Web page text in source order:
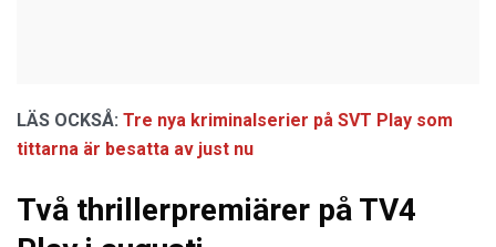
LÄS OCKSÅ: Tre nya kriminalserier på SVT Play som
tittarna är besatta av just nu
Två thrillerpremiärer på TV4